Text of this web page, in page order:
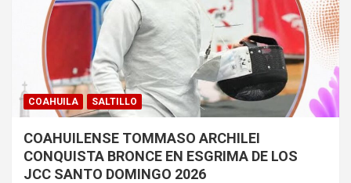
COAHUILA SALTILLO
COAHUILENSE TOMMASO ARCHILEI
CONQUISTA BRONCE EN ESGRIMA DE LOS
JCC SANTO DOMINGO 2026